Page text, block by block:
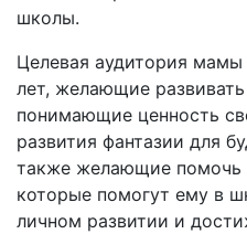
школы.
Целевая аудитория
лет, желающие
понимающие ценность
развития фантазии для
также желающие помочь
которые помогут ему в
личном развитии и